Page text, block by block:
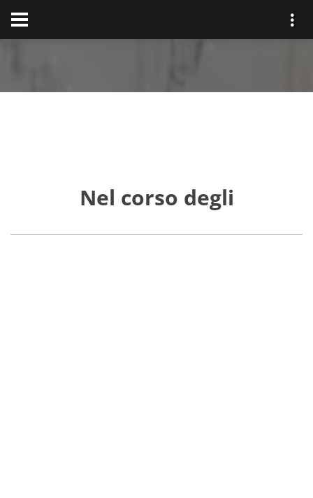
Nel corso degli